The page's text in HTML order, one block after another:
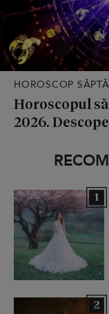
HOROSCOP
Horoscopul
2026.
1
2